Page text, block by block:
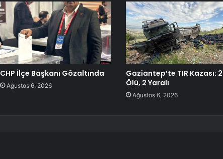
CHP İlçe Başkanı Gözaltında
Ağustos 6, 2026
Gaziantep’te TIR Kazası: 2
Ölü, 2 Yaralı
Ağustos 6, 2026